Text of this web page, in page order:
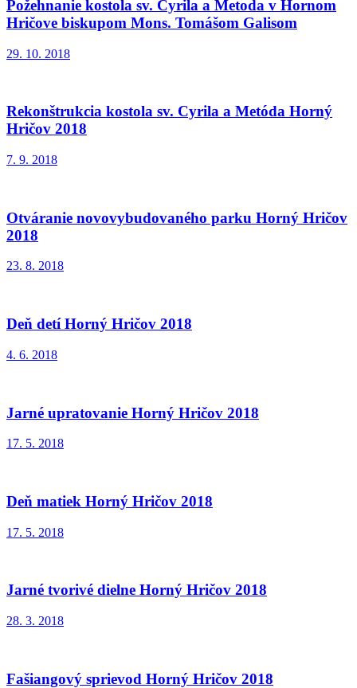
Požehnanie kostola sv. Cyrila a Metoda v Hornom
Hričove biskupom Mons. Tomášom Galisom
29. 10. 2018
Rekonštrukcia kostola sv. Cyrila a Metóda Horný
Hričov 2018
7. 9. 2018
Otváranie novovybudovaného parku Horný Hričov
2018
23. 8. 2018
Deň detí Horný Hričov 2018
4. 6. 2018
Jarné upratovanie Horný Hričov 2018
17. 5. 2018
Deň matiek Horný Hričov 2018
17. 5. 2018
Jarné tvorivé dielne Horný Hričov 2018
28. 3. 2018
Fašiangový sprievod Horný Hričov 2018